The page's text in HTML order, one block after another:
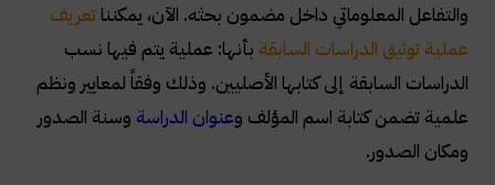
والتفاعل المعلوماتي داخل مضمون بحثه. الآن، يمكننا تعريف
عملية توثيق الدراسات السابقة بأنها: عملية يتم فيها نسب
الدراسات السابقة إلى كتابها الأصليين. وذلك وفقاً لمعايير ونظم
علمية تضمن كتابة اسم المؤلف وعنوان الدراسة وسنة الصدور
ومكان الصدور.